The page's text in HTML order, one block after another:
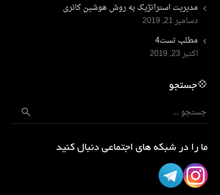
مدیریت استراتژیک به روش هوشین کانری
دسامبر 21, 2019
مطلب تست4
اکتبر 23, 2019
💠جستجو
ما را در شبکه های اجتماعی دنبال کنید